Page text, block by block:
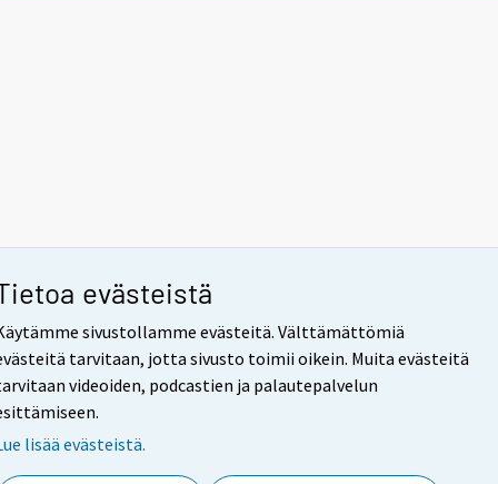
evästeistä
sivustollamme evästeitä. Välttämättömiä
tarvitaan, jotta sivusto toimii oikein. Muita evästeitä
videoiden, podcastien ja palautepalvelun
lisää evästeistä.